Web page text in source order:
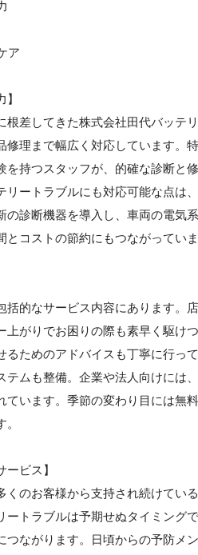
ア
根差してきた株式会社田代バッテ
理まで幅広く対応しています。
持つスタッフが、的確な診断と
リートラブルにも対応可能な点は
の診断機器を導入し、車両の電気
コストの節約にもつながっていま
的なサービス内容にあります。
がりでお困りの際も素早く駆け
ためのアドバイスも丁寧に行っ
ムも整備。企業や法人向けには
ています。季節の変わり目には無
ビス】
のお客様から支持され続けてい
ートラブルは予期せぬタイミング
ながります。日頃からの予防メ